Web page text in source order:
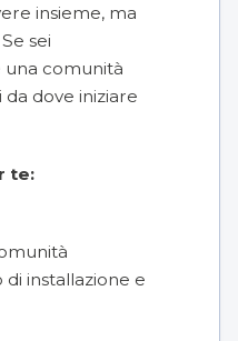
insieme, ma
sei
una comunità
dove iniziare
te:
installazione e